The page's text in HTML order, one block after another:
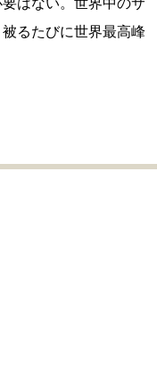
るたびに世界最高峰